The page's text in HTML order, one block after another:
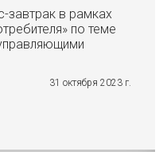
завтрак в рамках
по теме
31 октября 2023 г.